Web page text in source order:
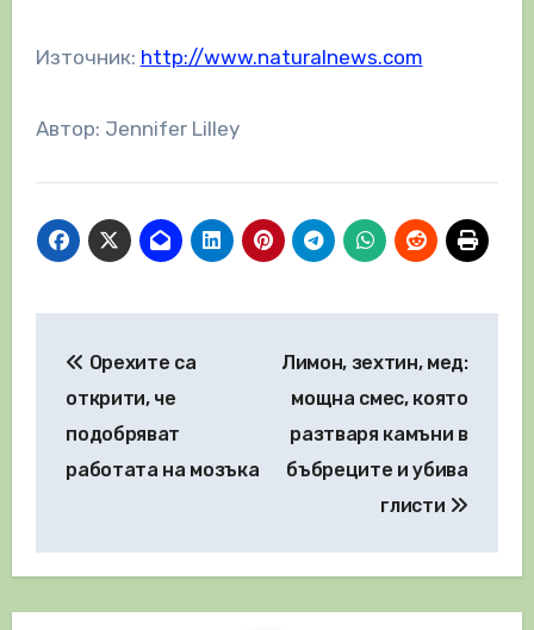
Източник: http://www.naturalnews.com
Автор: Jennifer Lilley
Орехите са
открити, че
подобряват
работата на мозъка
Лимон, зехтин, мед:
мощна смес, която
разтваря камъни в
бъбреците и убива
глисти